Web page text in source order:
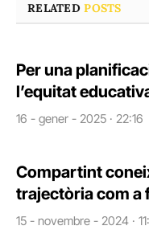
RELATEDPOSTS
Per una
l’equitat
16 - gener - 2025 · 22:16
Compartint
trajectòria com a
15 - novembre - 2024 ·